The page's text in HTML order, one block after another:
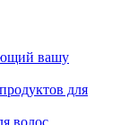
вашу
для
волос